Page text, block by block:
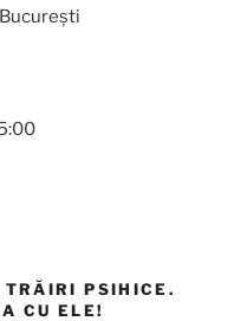
PSIHICE.
CU ELE!